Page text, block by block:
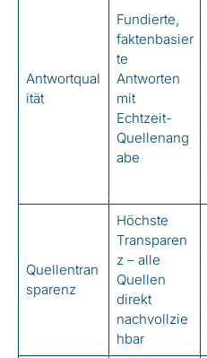
Antwortqual
ität
Fundierte,
faktenbasier
te
Antworten
mit
Echtzeit-
Quellenang
abe
Quellentran
sparenz
Höchste
Transparen
z – alle
Quellen
direkt
nachvollzie
hbar